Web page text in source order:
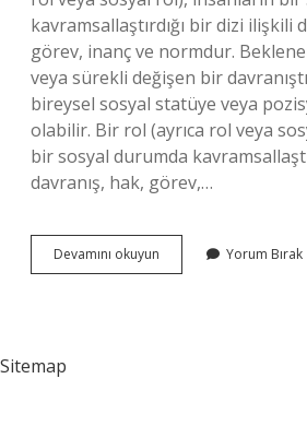
kavramsallaştırdığı bir dizi ilişkili
görev, inanç ve normdur.
veya sürekli değişen bir
bireysel sosyal statüye veya
olabilir. Bir rol (ayrıca rol veya
bir sosyal durumda
davranış, hak, görev,…
Devamını okuyun
Hayattaki
Yorum Bırak
Sitemap